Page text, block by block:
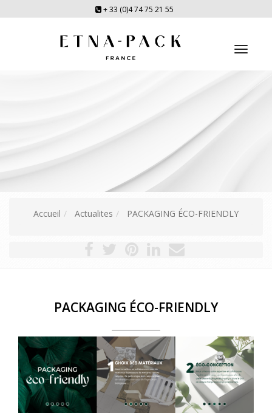
+ 33 (0)4 74 75 21 55
Accueil Actualites PACKAGING ÉCO-FRIENDLY
PACKAGING ÉCO-FRIENDLY